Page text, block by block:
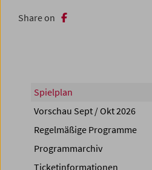
Share on
Spielplan
Vorschau Sept / Okt 2026
Regelmäßige Programme
Programmarchiv
Ticketinformationen